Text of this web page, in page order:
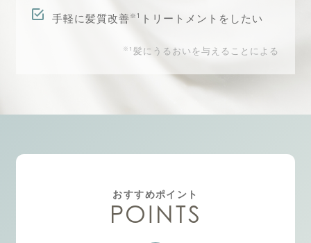
手軽に髪質改善 ※1 トリートメントをしたい
※1 髪にうるおいを与えることによる
おすすめポイント
POINTS